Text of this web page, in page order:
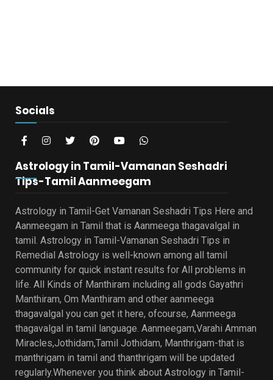
Socials
Astrology in Tamil-Vamanan Seshadri
Tips-Tamil Aanmeegam
Astrology in Tamil-Get Vamanan Seshadri Tips Here and
Aanmeegam in Tamil that is Aanmeega thagavalgal in
tamil. Astrology in Tamil-Vamanan Seshadri Tips in
Remedial Astrology is well-known among all tamil
community for quick instant results for All problems in
life. All Kinds of Manthiram including all gods Gayathri
Manthiram, Om Manthiram and other aanmeega
thagavalgal you can get it here, ofcourse, Aanmeega
thagavalgal in tamil language. Aanmeegam,Varahi Amman
Miracles,Jothidam,Tamil Jothidam, Manthrigam-that is
manthrigam in tamil and thanthrigam will be updated
regularly.Whenever you think about Astrology in Tamil-